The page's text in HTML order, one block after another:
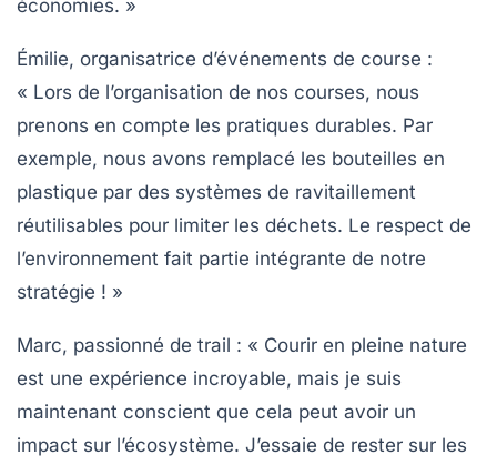
économies. »
Émilie, organisatrice d’événements de course :
« Lors de l’organisation de nos courses, nous
prenons en compte les pratiques durables. Par
exemple, nous avons remplacé les bouteilles en
plastique par des systèmes de ravitaillement
réutilisables pour limiter les déchets. Le respect de
l’environnement fait partie intégrante de notre
stratégie ! »
Marc, passionné de trail : « Courir en pleine nature
est une expérience incroyable, mais je suis
maintenant conscient que cela peut avoir un
impact sur l’écosystème. J’essaie de rester sur les